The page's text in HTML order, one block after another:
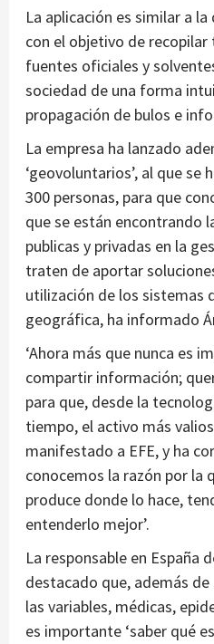
La aplicación es similar a
con el objetivo de
fuentes oficiales y
sociedad de una forma
propagación de bulos e
La empresa ha lanzado
‘geovoluntarios’, al que se
300 personas, para que
que se están encontrando
publicas y privadas en la
traten de aportar
utilización de los sistemas
geográfica, ha informado
‘Ahora más que nunca es
compartir información;
para que, desde la
tiempo, el activo más
manifestado a EFE, y ha
conocemos la razón por la
produce donde lo hace,
entenderlo mejor’.
La responsable en España
destacado que, además
las variables, médicas,
es importante ‘saber qué